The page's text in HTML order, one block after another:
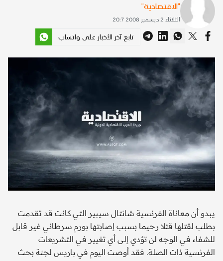
"الاقتصادية"
الثلاثاء 2 ديسمبر 2008 20:7
تابع آخر الأخبار على واتساب
يبدو أن معاناة الفرنسية شانتال سيبير التي كانت قد تقدمت
بطلب لقتلها قتلا رحيما بسبب إصابتها بورم سرطاني غير قابل
للشفاء في الوجه لن تؤدي إلى أي تغيير في التشريعات
الفرنسية ذات الصلة. فقد أوصت اليوم في باريس لجنة بحث